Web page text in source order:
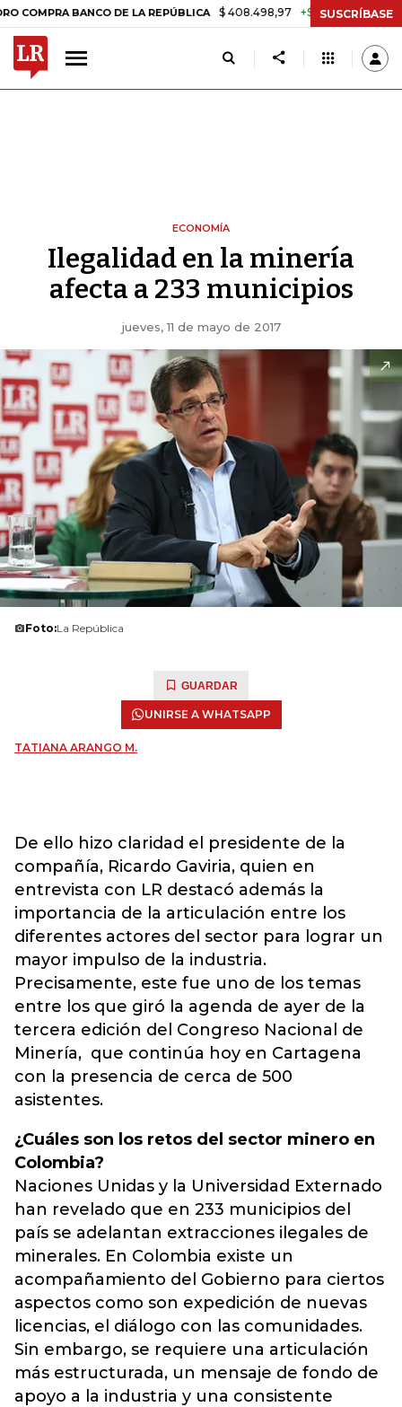
BANCO DE LA REPÚBLICA $ 408.498,97 +$ 8.753,81 +2,19%
SUSCRÍBASE
ECONOMÍA
Ilegalidad en la minería
afecta a 233 municipios
jueves, 11 de mayo de 2017
Foto:La República
GUARDAR
UNIRSE A WHATSAPP
TATIANA ARANGO M.
De ello hizo claridad el presidente de la
compañía, Ricardo Gaviria, quien en
entrevista con LR destacó además la
importancia de la articulación entre los
diferentes actores del sector para lograr un
mayor impulso de la industria.
Precisamente, este fue uno de los temas
entre los que giró la agenda de ayer de la
tercera edición del Congreso Nacional de
Minería, que continúa hoy en Cartagena
con la presencia de cerca de 500
asistentes.
¿Cuáles son los retos del sector minero en
Colombia?
Naciones Unidas y la Universidad Externado
han revelado que en 233 municipios del
país se adelantan extracciones ilegales de
minerales. En Colombia existe un
acompañamiento del Gobierno para ciertos
aspectos como son expedición de nuevas
licencias, el diálogo con las comunidades.
Sin embargo, se requiere una articulación
más estructurada, un mensaje de fondo de
apoyo a la industria y una consistente